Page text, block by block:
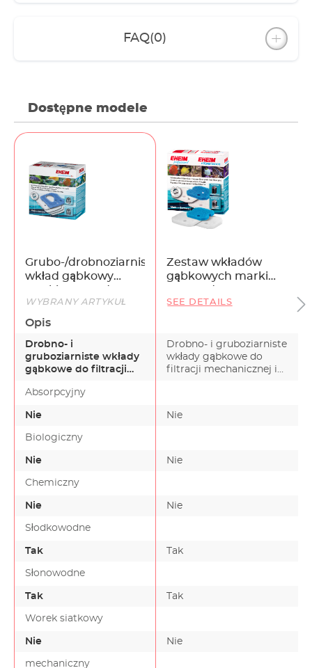
FAQ(0)
Dostępne modele
Grubo-/drobnoziarnisty
wkład gąbkowy
marki EHEIM do
professionel 4+/5e
350
Zestaw wkładów
gąbkowych marki
EHEIM do
eXperience/professionel
WYBRANY ARTYKUŁ SEE DETAILS
Opis
Drobno- i
gruboziarniste wkłady
gąbkowe do filtracji
biologicznej. Po…
Drobno- i gruboziarniste
wkłady gąbkowe do
filtracji mechanicznej i
Absorpcyjny
Nie Nie
Biologiczny
Nie Nie
Chemiczny
Nie Nie
Słodkowodne
Tak Tak
Słonowodne
Tak Tak
Worek siatkowy
Nie Nie
mechaniczny